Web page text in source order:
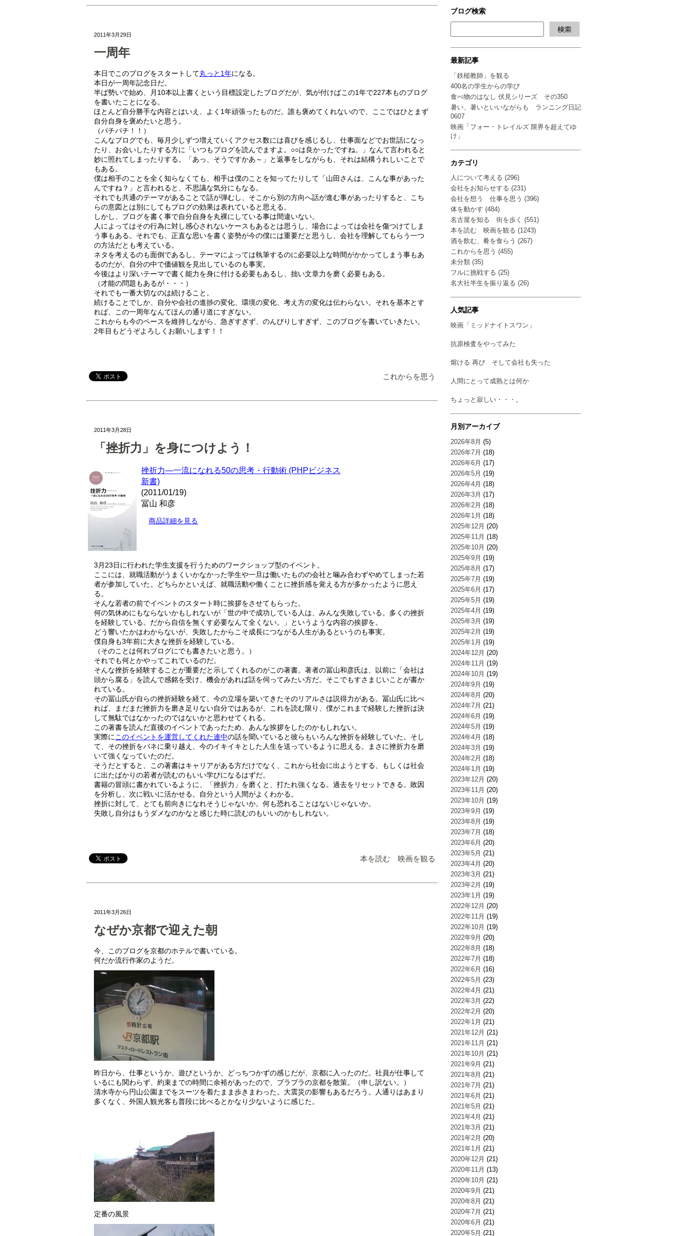
ブログ検索
最新記事
「鉄槌教師」を観る
400名の学生からの学び
食べ物のはなし 伏見シリーズ その350
暑い、暑いといいながらも ランニング日記
0607
映画「フォー・トレイルズ 限界を超えてゆ
け」
カテゴリ
人について考える (296)
会社をお知らせする (231)
会社を想う 仕事を思う (396)
体を動かす (484)
名古屋を知る 街を歩く (551)
本を読む 映画を観る (1243)
酒を飲む、肴を食らう (267)
これからを思う (455)
未分類 (35)
フルに挑戦する (25)
名大社半生を振り返る (26)
人気記事
映画「ミッドナイトスワン」
抗原検査をやってみた
熔ける 再び そして会社も失った
人間にとって成熟とは何か
ちょっと寂しい・・・。
月別アーカイブ
2026年8月 (5)
2026年7月 (18)
2026年6月 (17)
2026年5月 (19)
2026年4月 (18)
2026年3月 (17)
2026年2月 (18)
2026年1月 (18)
2025年12月 (20)
2025年11月 (18)
2025年10月 (20)
2025年9月 (19)
2025年8月 (17)
2025年7月 (19)
2025年6月 (17)
2025年5月 (19)
2025年4月 (19)
2025年3月 (19)
2025年2月 (19)
2025年1月 (19)
2024年12月 (20)
2024年11月 (19)
2024年10月 (19)
2024年9月 (19)
2024年8月 (20)
2024年7月 (21)
2024年6月 (19)
2024年5月 (19)
2024年4月 (18)
2024年3月 (19)
2024年2月 (18)
2024年1月 (19)
2023年12月 (20)
2023年11月 (20)
2023年10月 (19)
2023年9月 (19)
2023年8月 (19)
2023年7月 (18)
2023年6月 (20)
2023年5月 (21)
2023年4月 (20)
2023年3月 (21)
2023年2月 (19)
2023年1月 (19)
2022年12月 (20)
2022年11月 (19)
2022年10月 (19)
2022年9月 (20)
2022年8月 (18)
2022年7月 (18)
2022年6月 (16)
2022年5月 (23)
2022年4月 (21)
2022年3月 (22)
2022年2月 (20)
2022年1月 (21)
2021年12月 (21)
2021年11月 (21)
2021年10月 (21)
2021年9月 (21)
2021年8月 (21)
2021年7月 (21)
2021年6月 (21)
2021年5月 (21)
2021年4月 (21)
2021年3月 (21)
2021年2月 (20)
2021年1月 (21)
2020年12月 (21)
2020年11月 (13)
2020年10月 (21)
2020年9月 (21)
2020年8月 (21)
2020年7月 (21)
2020年6月 (21)
2020年5月 (21)
2011年3月29日
一周年
本日でこのブログをスタートして丸っと1年になる。
本日が一周年記念日だ。
半ば勢いで始め、月10本以上書くという目標設定したブログだが、気が付けばこの1年で227本ものブログ
を書いたことになる。
ほとんど自分勝手な内容とはいえ、よく1年頑張ったものだ。誰も褒めてくれないので、ここではひとまず
自分自身を褒めたいと思う。
（パチパチ！！）
こんなブログでも、毎月少しずつ増えていくアクセス数には喜びを感じるし、仕事面などでお世話になっ
たり、お会いしたりする方に「いつもブログを読んでますよ。○○は良かったですね。」なんて言われると
妙に照れてしまったりする。「あっ、そうですかあ～」と返事をしながらも、それは結構うれしいことで
もある。
僕は相手のことを全く知らなくても、相手は僕のことを知ってたりして「山田さんは、こんな事があった
んですね？」と言われると、不思議な気分にもなる。
それでも共通のテーマがあることで話が弾むし、そこから別の方向へ話が進む事があったりすると、こち
らの意図とは別にしてもブログの効果は表れていると思える。
しかし、ブログを書く事で自分自身を丸裸にしている事は間違いない。
人によってはその行為に対し感心されないケースもあるとは思うし、場合によっては会社を傷つけてしま
う事もある。それでも、正直な思いを書く姿勢が今の僕には重要だと思うし、会社を理解してもらう一つ
の方法だとも考えている。
ネタを考えるのも面倒であるし、テーマによっては執筆するのに必要以上な時間がかかってしまう事もあ
るのだが、自分の中で価値観を見出しているのも事実。
今後はより深いテーマで書く能力を身に付ける必要もあるし、拙い文章力を磨く必要もある。
（才能の問題もあるが・・・）
それでも一番大切なのは続けること。
続けることでしか、自分や会社の進捗の変化、環境の変化、考え方の変化は伝わらない。それを基本とす
れば、この一周年なんてほんの通り道にすぎない。
これからも今のペースを維持しながら、急ぎすぎず、のんびりしすぎず、このブログを書いていきたい。
2年目もどうぞよろしくお願いします！！
これからを思う
2011年3月28日
「挫折力」を身につけよう！
挫折力―一流になれる50の思考・行動術 (PHPビジネス
新書)
(2011/01/19)
冨山 和彦
商品詳細を見る
3月23日に行われた学生支援を行うためのワークショップ型のイベント。
ここには、就職活動がうまくいかなかった学生や一旦は働いたものの会社と噛み合わずやめてしまった若
者が参加していた。どちらかといえば、就職活動や働くことに挫折感を覚える方が多かったように思え
る。
そんな若者の前でイベントのスタート時に挨拶をさせてもらった。
何の気休めにもならないかもしれないが「世の中で成功している人は、みんな失敗している。多くの挫折
を経験している。だから自信を無くす必要なんて全くない。」というような内容の挨拶を。
どう響いたかはわからないが、失敗したからこそ成長につながる人生があるというのも事実。
僕自身も3年前に大きな挫折を経験している。
（そのことは何れブログにでも書きたいと思う。）
それでも何とかやってこれているのだ。
そんな挫折を経験することが重要だと示してくれるのがこの著書。著者の冨山和彦氏は、以前に「会社は
頭から腐る」を読んで感銘を受け、機会があれば話を伺ってみたい方だ。そこでもすさまじいことが書か
れている。
その冨山氏が自らの挫折経験を経て、今の立場を築いてきたそのリアルさは説得力がある。冨山氏に比べ
れば、まだまだ挫折力を磨き足りない自分ではあるが、これを読む限り、僕がこれまで経験した挫折は決
して無駄ではなかったのではないかと思わせてくれる。
この著書を読んだ直後のイベントであったため、あんな挨拶をしたのかもしれない。
実際に このイベントを運営してくれた連中の話を聞いていると彼らもいろんな挫折を経験していた。そし
て、その挫折をバネに乗り越え、今のイキイキとした人生を送っているように思える。まさに挫折力を磨
いて強くなっていたのだ。
そうだとすると、この著書はキャリアがある方だけでなく、これから社会に出ようとする、もしくは社会
に出たばかりの若者が読むのもいい学びになるはずだ。
書籍の冒頭に書かれているように、「挫折力」を磨くと、打たれ強くなる。過去をリセットできる。敗因
を分析し、次に戦いに活かせる。自分という人間がよくわかる。
挫折に対して、とても前向きになれそうじゃないか。何も恐れることはないじゃないか。
失敗し自分はもうダメなのかなと感じた時に読むのもいいのかもしれない。
本を読む 映画を観る
2011年3月26日
なぜか京都で迎えた朝
今、このブログを京都のホテルで書いている。
何だか流行作家のようだ。
昨日から、仕事というか、遊びというか、どっちつかずの感じだが、京都に入ったのだ。社員が仕事して
いるにも関わらず、約束までの時間に余裕があったので、ブラブラの京都を散策。（申し訳ない。）
清水寺から円山公園までをスーツを着たまま歩きまわった。大震災の影響もあるだろう。人通りはあまり
多くなく、外国人観光客も普段に比べるとかなり少ないように感じた。
定番の風景